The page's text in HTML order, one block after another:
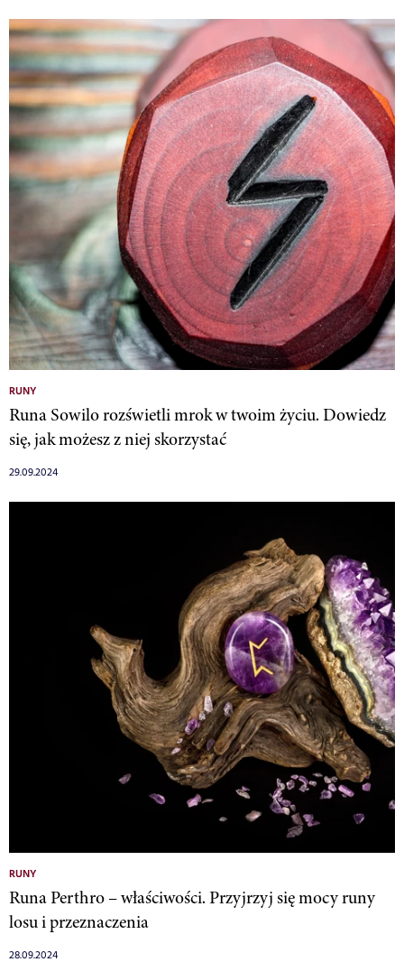
RUNY
Runa Sowilo rozświetli mrok w twoim życiu. Dowiedz
się, jak możesz z niej skorzystać
29.09.2024
RUNY
Runa Perthro – właściwości. Przyjrzyj się mocy runy
losu i przeznaczenia
28.09.2024